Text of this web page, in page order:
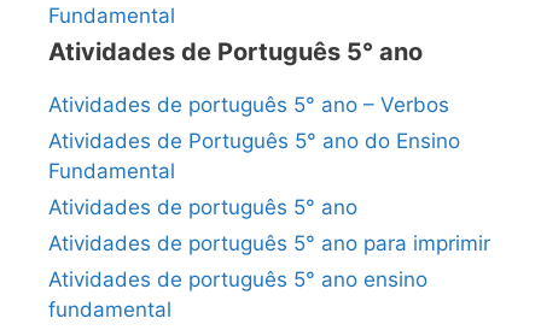
Fundamental
Atividades de Português 5° ano
Atividades de português 5° ano – Verbos
Atividades de Português 5° ano do Ensino
Fundamental
Atividades de português 5° ano
Atividades de português 5° ano para imprimir
Atividades de português 5° ano ensino
fundamental